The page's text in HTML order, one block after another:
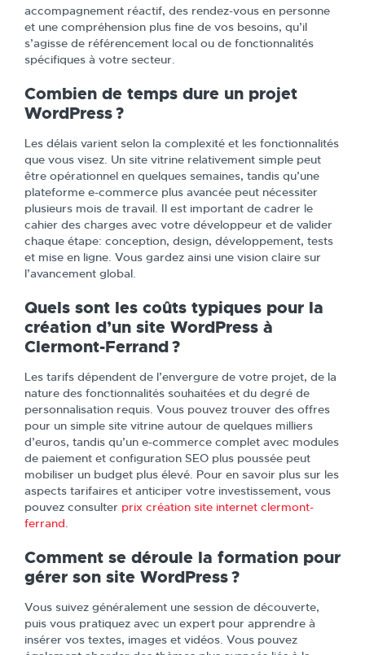
accompagnement réactif, des rendez-vous en personne
et une compréhension plus fine de vos besoins, qu’il
s’agisse de référencement local ou de fonctionnalités
spécifiques à votre secteur.
Combien de temps dure un projet
WordPress ?
Les délais varient selon la complexité et les fonctionnalités
que vous visez. Un site vitrine relativement simple peut
être opérationnel en quelques semaines, tandis qu’une
plateforme e-commerce plus avancée peut nécessiter
plusieurs mois de travail. Il est important de cadrer le
cahier des charges avec votre développeur et de valider
chaque étape: conception, design, développement, tests
et mise en ligne. Vous gardez ainsi une vision claire sur
l’avancement global.
Quels sont les coûts typiques pour la
création d’un site WordPress à
Clermont-Ferrand ?
Les tarifs dépendent de l’envergure de votre projet, de la
nature des fonctionnalités souhaitées et du degré de
personnalisation requis. Vous pouvez trouver des offres
pour un simple site vitrine autour de quelques milliers
d’euros, tandis qu’un e-commerce complet avec modules
de paiement et configuration SEO plus poussée peut
mobiliser un budget plus élevé. Pour en savoir plus sur les
aspects tarifaires et anticiper votre investissement, vous
pouvez consulter prix création site internet clermont-
ferrand.
Comment se déroule la formation pour
gérer son site WordPress ?
Vous suivez généralement une session de découverte,
puis vous pratiquez avec un expert pour apprendre à
insérer vos textes, images et vidéos. Vous pouvez